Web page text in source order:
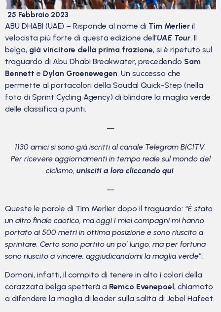
25 Febbraio 2023
ABU DHABI (UAE) – Risponde al nome di Tim Merlier il
velocista più forte di questa edizione dell’UAE Tour. Il
belga, già vincitore della prima frazione, si è ripetuto sul
traguardo di Abu Dhabi Breakwater, precedendo Sam
Bennett e Dylan Groenewegen. Un successo che
permette al portacolori della Soudal Quick-Step (nella
foto di Sprint Cycling Agency) di blindare la maglia verde
delle classifica a punti.
—
1130 amici si sono già iscritti al canale Telegram BICITV.
Per ricevere aggiornamenti in tempo reale sul mondo del
ciclismo, unisciti a loro cliccando qui.
—
Queste le parole di Tim Merlier dopo il traguardo: “È stato
un altro finale caotico, ma oggi I miei compagni mi hanno
portato ai 500 metri in ottima posizione e sono riuscito a
sprintare. Certo sono partito un po’ lungo, ma per fortuna
sono riuscito a vincere, aggiudicandomi la maglia verde”.
Domani, infatti, il compito di tenere in alto i colori della
corazzata belga spetterà a Remco Evenepoel , chiamato
a difendere la maglia di leader sulla salita di Jebel Hafeet.